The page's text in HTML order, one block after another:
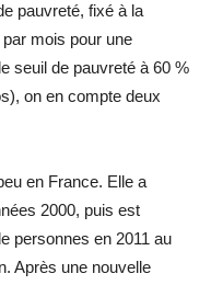
pauvreté, fixé à la
mois pour une
seuil de pauvreté à 60 %
on en compte deux
en France. Elle a
2000, puis est
personnes en 2011 au
Après une nouvelle